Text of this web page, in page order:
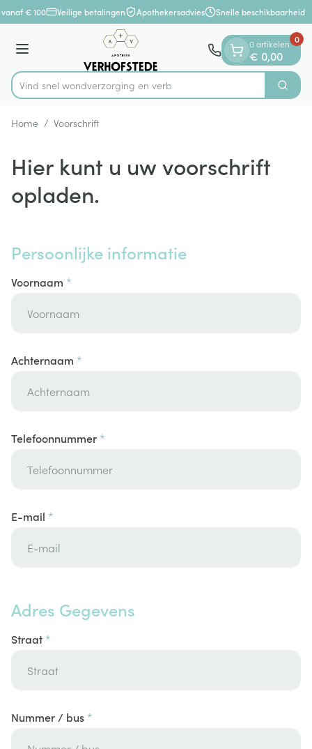
Ga naar de inhoud
1 van 1
€ 100 Veilige betalingen Apothekersadvies Snelle beschikbaarheid
Menu
Product, merk, categorie...
Vind snel wondverzorging Zoek
0 artikelen
€ 0,00
0
Home / Voorschrift
Hier kunt u uw voorschrift
opladen.
Persoonlijke informatie
Voornaam
Achternaam
Telefoonnummer
E-mail
Adres Gegevens
Straat
Nummer / bus